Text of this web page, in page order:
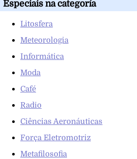
Especiais na categoría
Litosfera
Meteorologia
Informática
Moda
Café
Radio
Ciências Aeronáuticas
Força Eletromotriz
Metafilosofia